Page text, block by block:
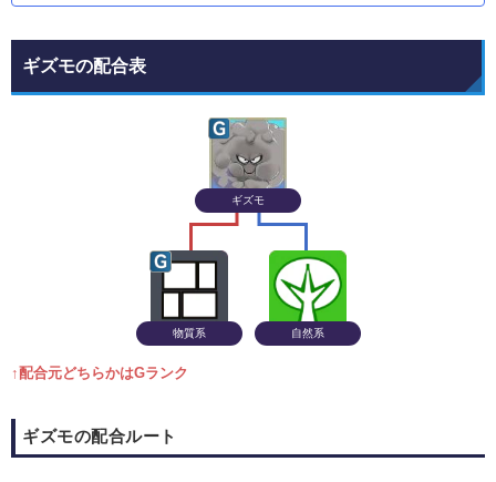
ギズモの配合表
ギズモ
物質系 自然系
↑配合元どちらかはGランク
ギズモの配合ルート